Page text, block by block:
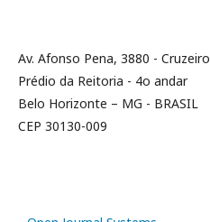
Av. Afonso Pena, 3880 - Cruzeiro
Prédio da Reitoria - 4o andar
Belo Horizonte – MG - BRASIL
CEP 30130-009